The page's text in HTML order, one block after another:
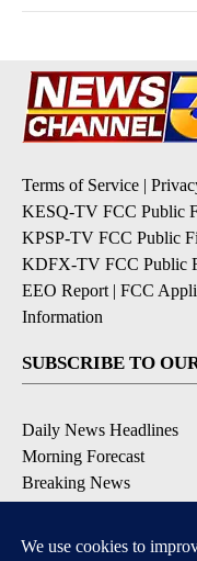
Terms of Service |
KESQ-TV FCC Public
KPSP-TV FCC Public
KDFX-TV FCC Public
EEO Report | FCC
Information
SUBSCRIBE TO
Daily News Headlines
Morning Forecast
Breaking News